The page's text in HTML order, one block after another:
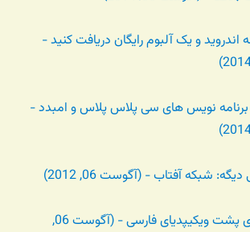
اندروید و یک آلبوم رایگان دریافت کنید -
نویس های سی پلاس پلاس و امبدد -
شبکه آفتاب - (آگوست 06, 2012)
بررسی نیروهای پشت ویکیپدیای فارسی - (آگوست 06,